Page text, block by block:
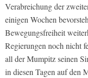
Verabreichung der
einigen Wochen
Bewegungsfreiheit
Regierungen noch nicht
all der Mumpitz seinen
in diesen Tagen auf den